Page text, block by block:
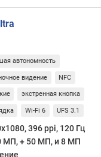
автономность
видение NFC
экстренная кнопка
Wi-Fi 6 UFS 3.1
396 ppi, 120 Гц
МП, + 50 МП, и 8 МП